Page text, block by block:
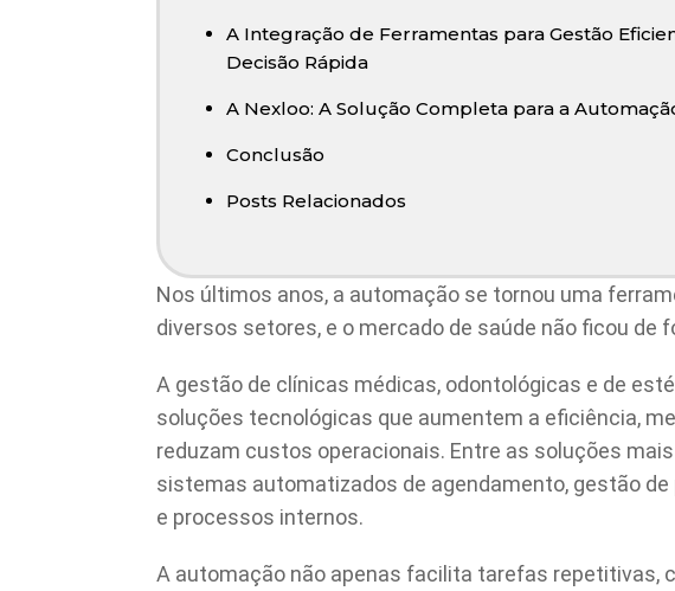
A Integração de Ferramentas para Gestão
Decisão Rápida
A Nexloo: A Solução Completa para a
Conclusão
Posts Relacionados
Nos últimos anos, a automação se tornou uma
diversos setores, e o mercado de saúde não ficou de
A gestão de clínicas médicas, odontológicas e de
soluções tecnológicas que aumentem a eficiência,
reduzam custos operacionais. Entre as soluções
sistemas automatizados de agendamento, gestão
e processos internos.
A automação não apenas facilita tarefas repetitivas,